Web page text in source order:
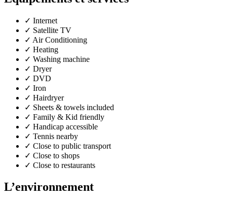
✓ Internet
✓ Satellite TV
✓ Air Conditioning
✓ Heating
✓ Washing machine
✓ Dryer
✓ DVD
✓ Iron
✓ Hairdryer
✓ Sheets & towels included
✓ Family & Kid friendly
✓ Handicap accessible
✓ Tennis nearby
✓ Close to public transport
✓ Close to shops
✓ Close to restaurants
L’environnement